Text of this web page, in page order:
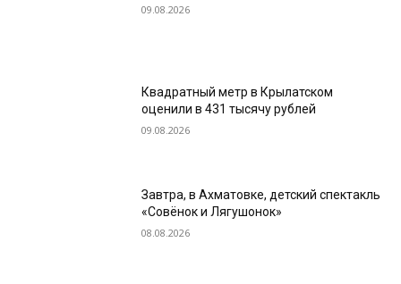
09.08.2026
Квадратный метр в Крылатском
оценили в 431 тысячу рублей
09.08.2026
Завтра, в Ахматовке, детский спектакль
«Совёнок и Лягушонок»
08.08.2026